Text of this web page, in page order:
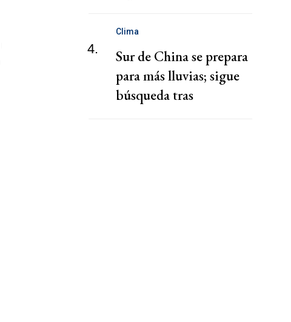
4.
Clima
Sur de China se prepara
para más lluvias; sigue
búsqueda tras